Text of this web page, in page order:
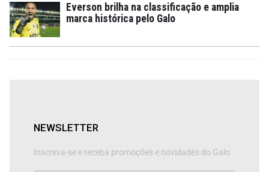
Everson brilha na classificação e amplia
marca histórica pelo Galo
NEWSLETTER
Inscreva-se e receba promoções e novidades do Galo